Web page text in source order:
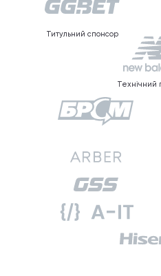
Титульний спонсор
Технічний